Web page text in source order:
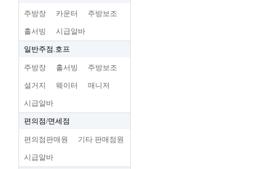
주방장 카운터 주방보조
홀서빙 시급알바
일반주점.호프
주방장 홀서빙 주방보조
설거지 웨이터 매니저
시급알바
편의점/면세점
편의점판매원 기타 판매점원
시급알바